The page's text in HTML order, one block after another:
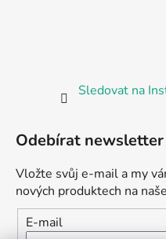
Sledovat na
Odebírat newsletter
Vložte svůj e-mail a my
nových produktech na
E-mail